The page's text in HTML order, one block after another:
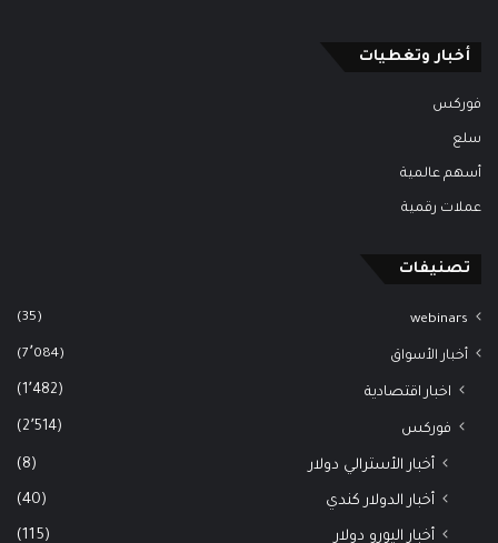
أخبار وتغطيات
فوركس
سلع
أسهم عالمية
عملات رقمية
تصنيفات
webinars
(35)
أخبار الأسواق (7٬084)
اخبار اقتصادية (1٬482)
فوركس (2٬514)
أخبار الأسترالي دولار (8)
أخبار الدولار كندي (40)
أخبار اليورو دولار (115)